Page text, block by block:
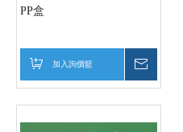
PP盒
加入詢價籃